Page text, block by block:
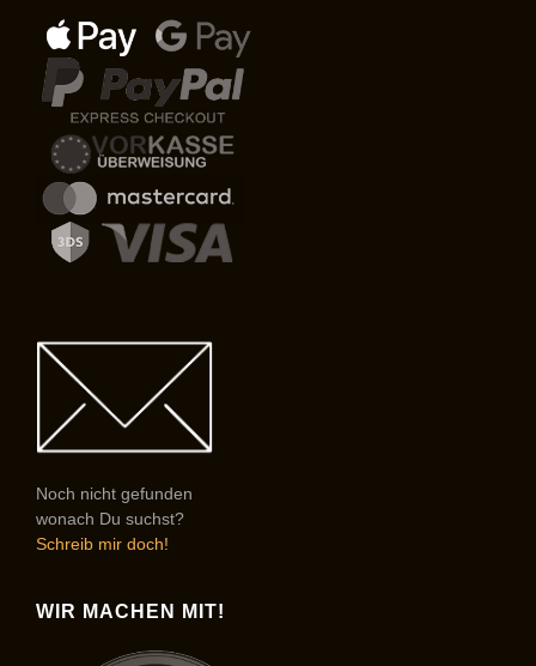
Noch nicht gefunden
wonach Du suchst?
Schreib mir doch!
WIR MACHEN MIT!